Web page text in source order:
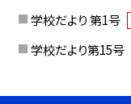
学校だより 第1号
学校だより第15号